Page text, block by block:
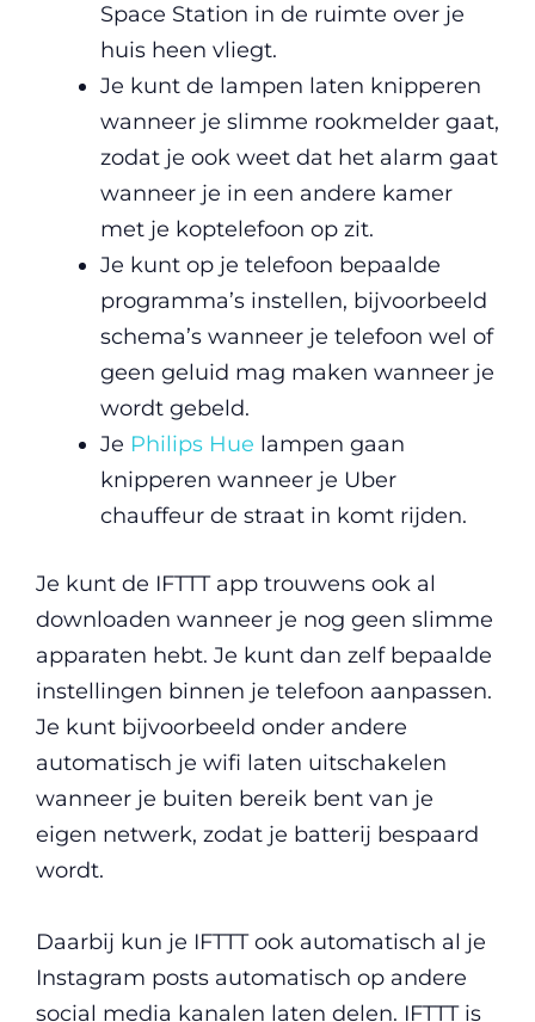
Space Station in de ruimte over je
huis heen vliegt.
Je kunt de lampen laten knipperen
wanneer je slimme rookmelder gaat,
zodat je ook weet dat het alarm gaat
wanneer je in een andere kamer
met je koptelefoon op zit.
Je kunt op je telefoon bepaalde
programma’s instellen, bijvoorbeeld
schema’s wanneer je telefoon wel of
geen geluid mag maken wanneer je
wordt gebeld.
Je Philips Hue lampen gaan
knipperen wanneer je Uber
chauffeur de straat in komt rijden.
Je kunt de IFTTT app trouwens ook al
downloaden wanneer je nog geen slimme
apparaten hebt. Je kunt dan zelf bepaalde
instellingen binnen je telefoon aanpassen.
Je kunt bijvoorbeeld onder andere
automatisch je wifi laten uitschakelen
wanneer je buiten bereik bent van je
eigen netwerk, zodat je batterij bespaard
wordt.
Daarbij kun je IFTTT ook automatisch al je
Instagram posts automatisch op andere
social media kanalen laten delen. IFTTT is